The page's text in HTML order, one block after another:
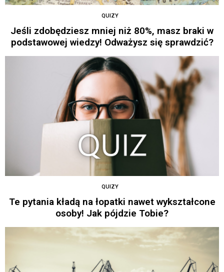
QUIZY
Jeśli zdobędziesz mniej niż 80%, masz braki w
podstawowej wiedzy! Odważysz się sprawdzić?
QUIZY
Te pytania kładą na łopatki nawet wykształcone
osoby! Jak pójdzie Tobie?